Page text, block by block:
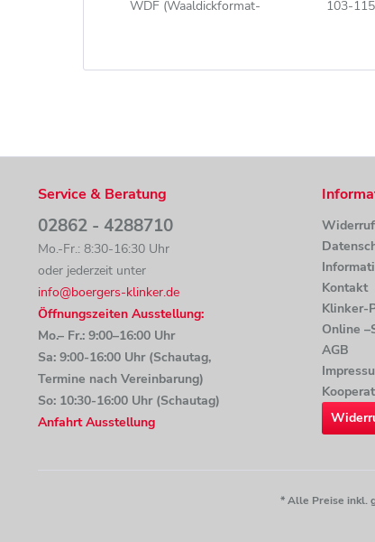
WDF (Waaldickformat-
103-
Service & Beratung
02862 - 4288710
Mo.-Fr.: 8:30-16:30 Uhr
oder jederzeit unter
info@boergers-klinker.de
Öffnungszeiten Ausstellung:
Mo.– Fr.: 9:00–16:00 Uhr
Sa: 9:00-16:00 Uhr (Schautag,
Termine nach Vereinbarung)
So: 10:30-16:00 Uhr (Schautag)
Anfahrt Ausstellung
Kontakt
Klinker-
Online
AGB
* Alle Preise inkl.